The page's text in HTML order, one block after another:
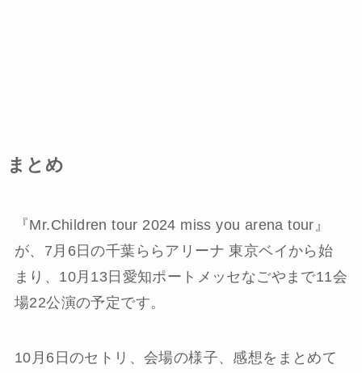
まとめ
『Mr.Children tour 2024 miss you arena tour』
が、7月6日の千葉ららアリーナ 東京ベイから始
まり、10月13日愛知ポートメッセなごやまで11会
場22公演の予定です。
10月6日のセトリ、会場の様子、感想をまとめて